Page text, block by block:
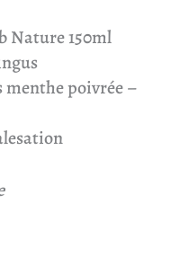
Nature 150ml
poivrée –